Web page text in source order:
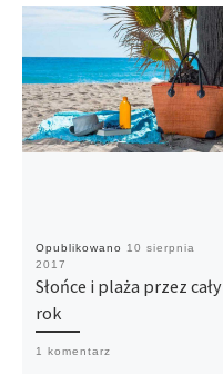
Opublikowano
10 sierpnia
2017
Słońce i plaża przez cały
rok
1 komentarz